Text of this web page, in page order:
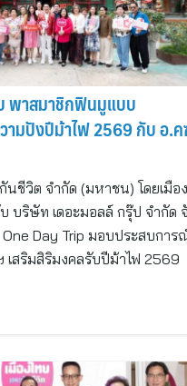
พาสมาชิกฟินมูแบบ
ามปังปีม้าไฟ 2569 กับ อ.
นชีวิต จำกัด (มหาชน) โดยเมือง
บริษัท เดอะมอลล์ กรุ๊ป จำกัด
Day Trip มอบประสบการ
เสริมสิริมงคลรับปีม้าไฟ 2569